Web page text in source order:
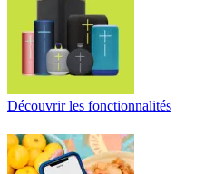
Découvrir les fonctionnalités